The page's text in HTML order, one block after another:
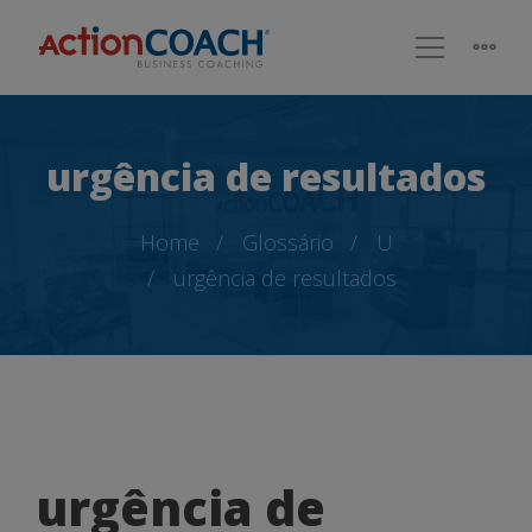
urgência de resultados
Home Glossário
U
urgência de resultados
urgência
urgência de